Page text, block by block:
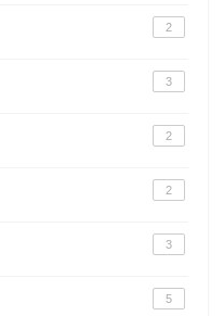
2
3
2
2
3
5